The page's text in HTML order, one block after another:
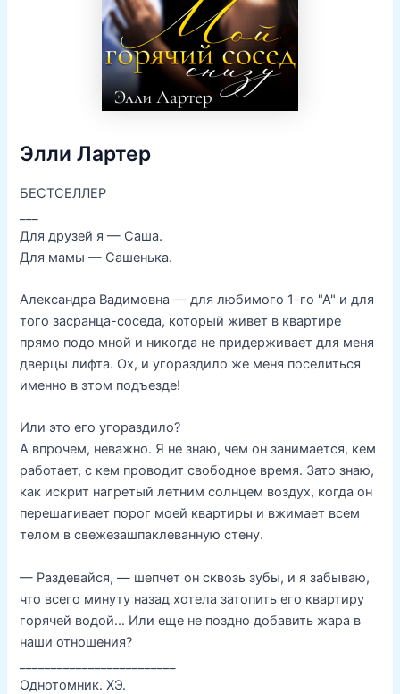
Элли Лартер
БЕСТСЕЛЛЕР
Для друзей я — Саша.
Для мамы — Сашенька.
Александра Вадимовна — для любимого 1-го "А" и для
того засранца-соседа, который живет в квартире
прямо подо мной и никогда не придерживает для меня
дверцы лифта. Ох, и угораздило же меня поселиться
именно в этом подъезде!
Или это его угораздило?
А впрочем, неважно. Я не знаю, чем он занимается, кем
работает, с кем проводит свободное время. Зато знаю,
как искрит нагретый летним солнцем воздух, когда он
перешагивает порог моей квартиры и вжимает всем
телом в свежезашпаклеванную стену.
— Раздевайся, — шепчет он сквозь зубы, и я забываю,
что всего минуту назад хотела затопить его квартиру
горячей водой… Или еще не поздно добавить жара в
наши отношения?
Однотомник. ХЭ.